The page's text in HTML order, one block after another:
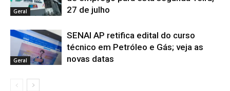
Geral
27 de julho
Geral
SENAI AP retifica edital do curso
técnico em Petróleo e Gás; veja as
novas datas